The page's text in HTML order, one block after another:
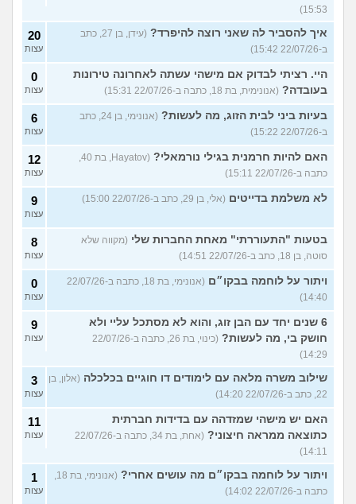
15:53)
איך להסביר לה שאני רוצה להיפרד?
(עידן, בן 27, כתב
ב-22/07/26 15:42)
20
עצות
היי. רציתי לבדוק אם מישהי עשתה לאחרונה טירונות
בעובדה? (אנונימית, בת 18, כתבה ב-22/07/26 15:31)
0
עצות
בעיות ביני לבית הזוג, מה לעשות?
(אנונימי, בן 24, כתב
ב-22/07/26 15:22)
6
עצות
האם להיות חרמנית בגילי נורמאלי?
(Hayatov, בת 40,
כתבה ב-22/07/26 15:11)
12
עצות
לא משלמת בדייטים (אלי, בן 29, כתב ב-22/07/26 15:00) 9
עצות
בטעות "התעוררתי" מאחת החברות שלי (מקווה שלא
סוטה, בן 18, כתב ב-22/07/26 14:51)
8
עצות
ויתור על לוחמה בבקו״ם
(אנונימי, בת 18, כתבה ב-22/07/26
14:40)
0
עצות
6 שנים יחד עם הבן זוג, והוא לא מסתכל עליי ולא
חושק בי, מה לעשות?
(כינוי, בת 26, כתבה ב-22/07/26
14:29)
9
עצות
שילוב משרה מלאה עם לימודים דו חוגיים בכלכלה (אלון, בן
22, כתב ב-22/07/26 14:20)
3
עצות
האם יש מישהי שמזדהה עם בדידות חברתית
כתוצאה ממראה חיצוני?
(אחת, בת 34, כתבה ב-22/07/26
14:11)
11
עצות
ויתור על לוחמה בבקו״ם מה עושים אחרי?
(אנונימי, בת 18,
כתבה ב-22/07/26 14:02)
1
עצות